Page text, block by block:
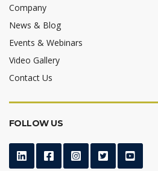
Company
News & Blog
Events & Webinars
Video Gallery
Contact Us
FOLLOW US